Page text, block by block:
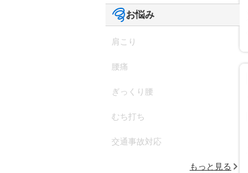
お悩み
肩こり
腰痛
ぎっくり腰
むち打ち
交通事故対応
もっと見る